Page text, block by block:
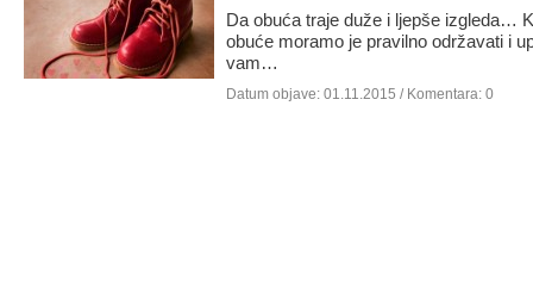
Da obuća traje duže i ljepše izgleda…
obuće moramo je pravilno održavati i
vam…
Datum objave: 01.11.2015 / Komentara: 0